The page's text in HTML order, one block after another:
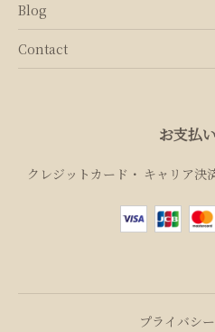
Blog
Contact
お支払
クレジットカード キャリア決
プライバシ